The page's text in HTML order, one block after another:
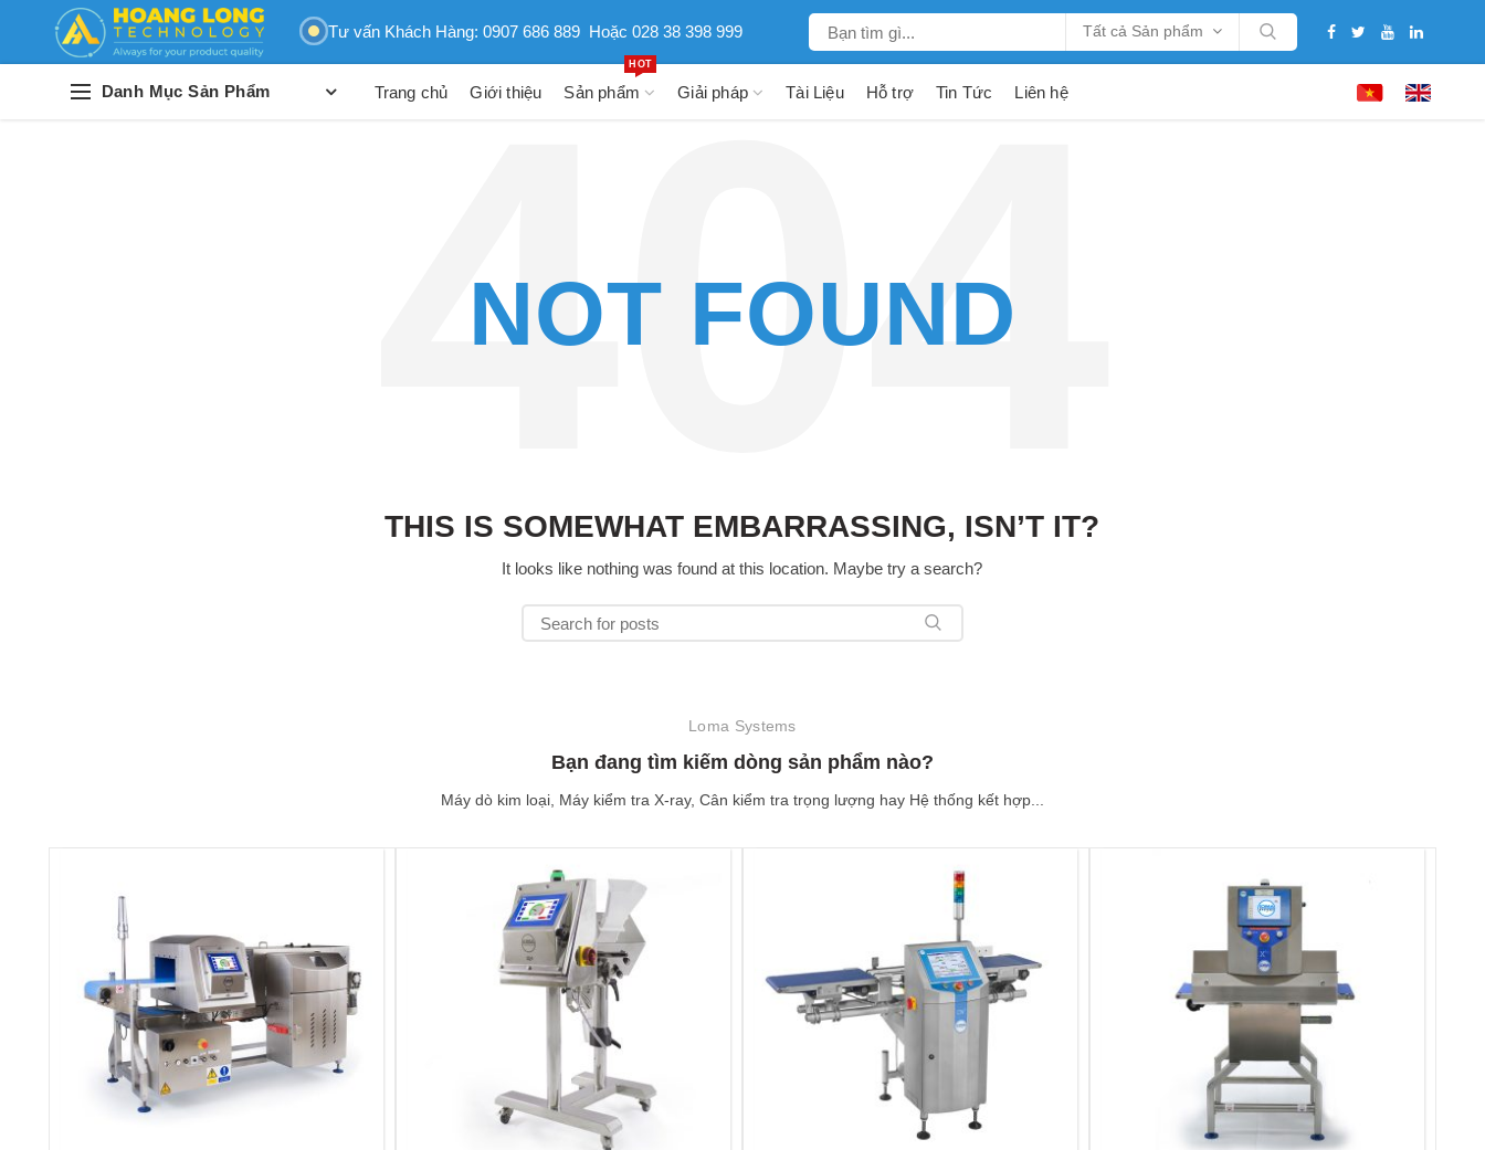
Tư vấn Khách Hàng: 0907 686 889 Hoặc 028 38 398 999 Tất cả Sản phẩm
Danh Mục Sản Phẩm Trang chủ Giới thiệu Sản phẩm
HOT
Giải pháp Tài Liệu Hỗ trợ Tin Tức Liên hệ
NOT FOUND
THIS IS SOMEWHAT EMBARRASSING, ISN’T IT?
It looks like nothing was found at this location. Maybe try a search?
Loma Systems
Bạn đang tìm kiếm dòng sản phẩm nào?
Máy dò kim loại, Máy kiểm tra X-ray, Cân kiểm tra trọng lượng hay Hệ thống kết hợp...